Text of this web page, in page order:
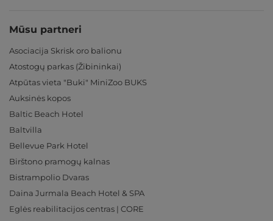
Mūsu partneri
Asociacija Skrisk oro balionu
Atostogų parkas (Žibininkai)
Atpūtas vieta "Buki" MiniZoo BUKS
Auksinės kopos
Baltic Beach Hotel
Baltvilla
Bellevue Park Hotel
Birštono pramogų kalnas
Bistrampolio Dvaras
Daina Jurmala Beach Hotel & SPA
Eglės reabilitacijos centras | CORE